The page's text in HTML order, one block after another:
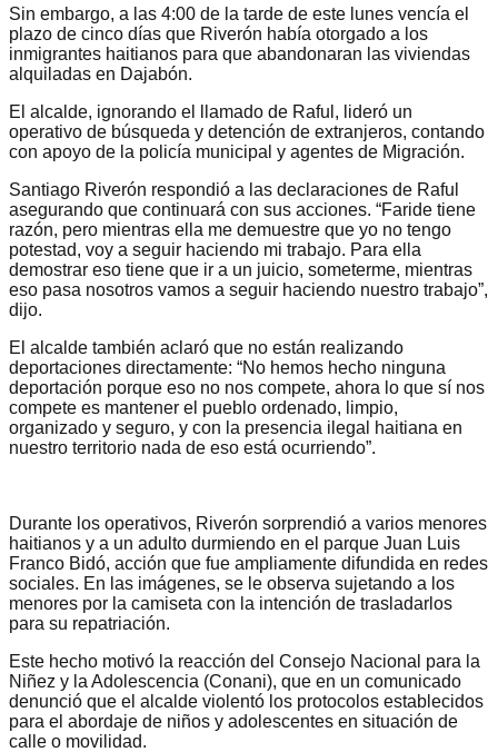
Sin embargo, a las 4:00 de la tarde de este lunes vencía el
plazo de cinco días que Riverón había otorgado a los
inmigrantes haitianos para que abandonaran las viviendas
alquiladas en Dajabón.
El alcalde, ignorando el llamado de Raful, lideró un
operativo de búsqueda y detención de extranjeros, contando
con apoyo de la policía municipal y agentes de Migración.
Santiago Riverón respondió a las declaraciones de Raful
asegurando que continuará con sus acciones. “Faride tiene
razón, pero mientras ella me demuestre que yo no tengo
potestad, voy a seguir haciendo mi trabajo. Para ella
demostrar eso tiene que ir a un juicio, someterme, mientras
eso pasa nosotros vamos a seguir haciendo nuestro trabajo”,
dijo.
El alcalde también aclaró que no están realizando
deportaciones directamente: “No hemos hecho ninguna
deportación porque eso no nos compete, ahora lo que sí nos
compete es mantener el pueblo ordenado, limpio,
organizado y seguro, y con la presencia ilegal haitiana en
nuestro territorio nada de eso está ocurriendo”.
Durante los operativos, Riverón sorprendió a varios menores
haitianos y a un adulto durmiendo en el parque Juan Luis
Franco Bidó, acción que fue ampliamente difundida en redes
sociales. En las imágenes, se le observa sujetando a los
menores por la camiseta con la intención de trasladarlos
para su repatriación.
Este hecho motivó la reacción del Consejo Nacional para la
Niñez y la Adolescencia (Conani), que en un comunicado
denunció que el alcalde violentó los protocolos establecidos
para el abordaje de niños y adolescentes en situación de
calle o movilidad.